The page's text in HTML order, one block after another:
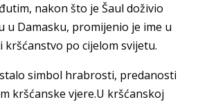
nakon što je Šaul doživio
u Damasku, promijenio je ime u
kršćanstvo po cijelom svijetu.
simbol hrabrosti, predanosti
kršćanske vjere.U kršćanskoj